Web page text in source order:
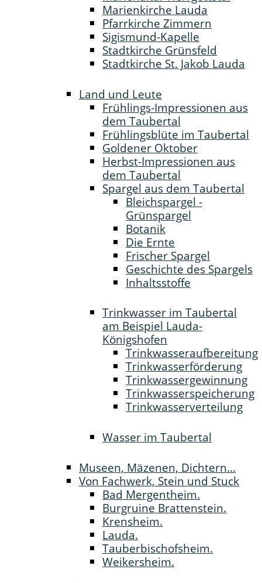
Marienkirche Lauda
Pfarrkirche Zimmern
Sigismund-Kapelle
Stadtkirche Grünsfeld
Stadtkirche St. Jakob Lauda
Land und Leute
Frühlings-Impressionen aus
dem Taubertal
Frühlingsblüte im Taubertal
Goldener Oktober
Herbst-Impressionen aus
dem Taubertal
Spargel aus dem Taubertal
Bleichspargel -
Grünspargel
Botanik
Die Ernte
Frischer Spargel
Geschichte des Spargels
Inhaltsstoffe
Trinkwasser im Taubertal
am Beispiel Lauda-
Königshofen
Trinkwasseraufbereitung
Trinkwasserförderung
Trinkwassergewinnung
Trinkwasserspeicherung
Trinkwasserverteilung
Wasser im Taubertal
Museen, Mäzenen, Dichtern...
Von Fachwerk, Stein und Stuck
Bad Mergentheim.
Burgruine Brattenstein.
Krensheim.
Lauda.
Tauberbischofsheim.
Weikersheim.